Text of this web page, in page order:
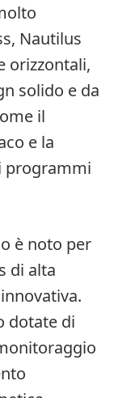
Nautilus
orizzontali,
solido e da
il
e la
programmi
è noto per
di alta
dotate di